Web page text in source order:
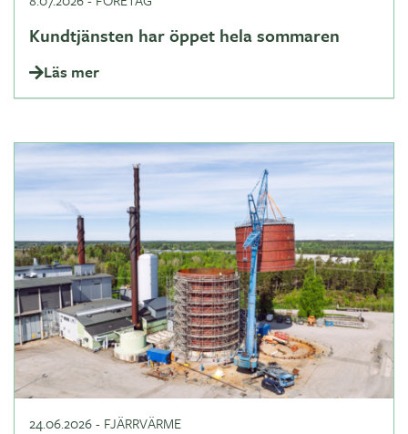
Kundtjänsten har öppet hela sommaren
Läs mer
24.06.2026- FJÄRRVÄRME